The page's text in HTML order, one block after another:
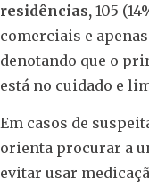
residências, 105
comerciais e
denotando que o
está no cuidado e
Em casos de
orienta procurar a
evitar usar